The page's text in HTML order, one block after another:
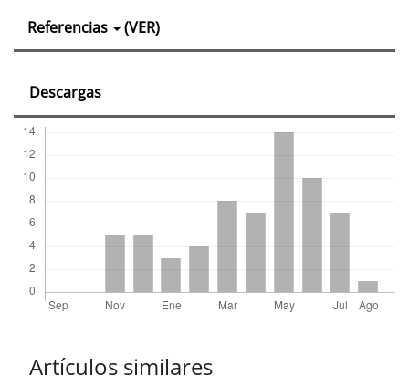
artículo
Referencias (VER)
Descargas
Artículos similares